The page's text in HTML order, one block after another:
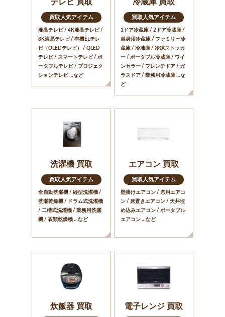
テレビ 買取
買取人気アイテム
液晶テレビ / 4K液晶テレビ /
8K液晶テレビ / 有機ELテレ
ビ（OLEDテレビ） / QLED
テレビ / スマートテレビ / ポ
ータブルテレビ / プロジェク
ションテレビ …など
冷蔵庫 買取
買取人気アイテム
1ドア冷蔵庫 / 2ドア冷蔵庫 /
単身用冷蔵庫 / ファミリー冷
蔵庫 / 冷凍庫 / 冷凍ストッカ
ー / ポータブル冷蔵庫 / ワイ
ンセラー / フレンチドア / ガ
ラスドア / 業務用冷蔵庫 …な
ど
洗濯機 買取
買取人気アイテム
全自動洗濯機 / 縦型洗濯機 /
洗濯乾燥機 / ドラム式洗濯機
/ 二槽式洗濯機 / 業務用洗濯
機 / 衣類乾燥機 …など
エアコン 買取
買取人気アイテム
壁掛けエアコン / 窓用エアコ
ン / 床置きエアコン / 天井埋
め込みエアコン / ポータブル
エアコン …など
炊飯器 買取 電子レンジ 買取